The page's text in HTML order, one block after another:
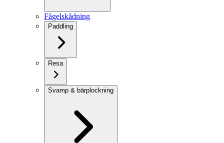
Fågelskådning
Paddling
Resa
Svamp & bärplockning